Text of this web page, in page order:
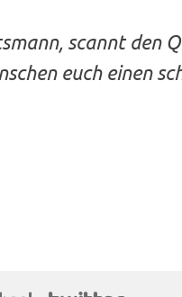
scannt den
euch einen